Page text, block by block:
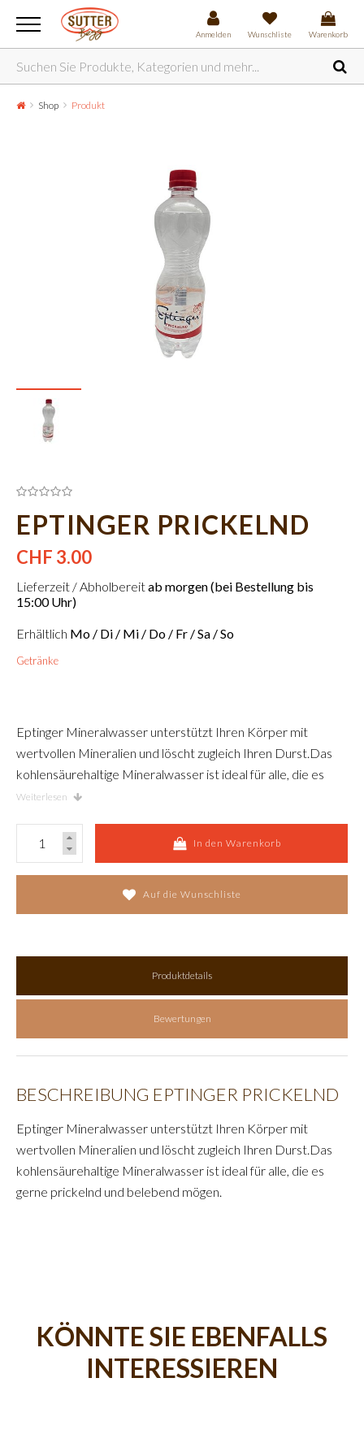
Anmelden Wunschliste Warenkorb
Shop Produkt
EPTINGER PRICKELND
CHF 3.00
Lieferzeit / Abholbereitab morgen (bei Bestellung bis
15:00 Uhr)
Erhältlich Mo / Di / Mi / Do / Fr / Sa / So
Getränke
Eptinger Mineralwasser unterstützt Ihren Körper mit
wertvollen Mineralien und löscht zugleich Ihren Durst.Das
kohlensäurehaltige Mineralwasser ist ideal für alle, die es
gerne prickelnd und belebend mögen.
Weiterlesen
In den Warenkorb
Auf die Wunschliste
Produktdetails
Bewertungen
BESCHREIBUNG EPTINGER PRICKELND
Eptinger Mineralwasser unterstützt Ihren Körper mit
wertvollen Mineralien und löscht zugleich Ihren Durst.Das
kohlensäurehaltige Mineralwasser ist ideal für alle, die es
gerne prickelnd und belebend mögen.
KÖNNTE SIE EBENFALLS
INTERESSIEREN